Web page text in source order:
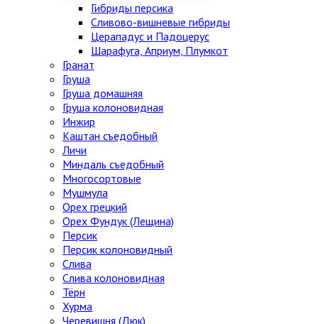
Гибриды персика
Сливово-вишневые гибриды
Церападус и Падоцерус
Шарафуга, Априум, Плумкот
Гранат
Груша
Груша домашняя
Груша колоновидная
Инжир
Каштан съедобный
Личи
Миндаль съедобный
Многосортовые
Мушмула
Орех грецкий
Орех Фундук (Лещина)
Персик
Персик колоновидный
Слива
Слива колоновидная
Тёрн
Хурма
Черевишня (Дюк)